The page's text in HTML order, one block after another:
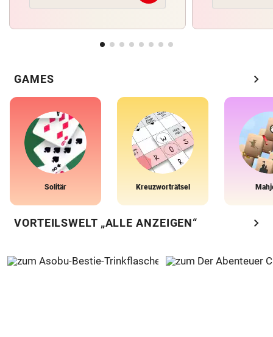
GAMES chevron_right
Solitär Kreuzworträtsel
VORTEILSWELT „ALLE ANZEIGEN“ chevron_right